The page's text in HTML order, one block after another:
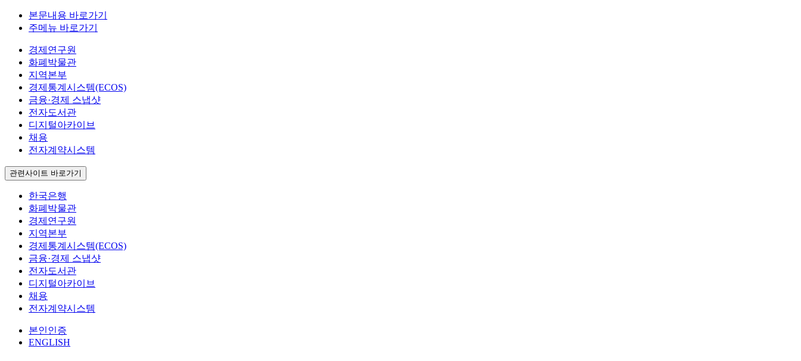
본문내용 바로가기
주메뉴 바로가기
경제연구원
화폐박물관
지역본부
경제통계시스템(ECOS)
금융·경제 스냅샷
전자도서관
디지털아카이브
채용
전자계약시스템
관련사이트 바로가기
한국은행
화폐박물관
경제연구원
지역본부
경제통계시스템(ECOS)
금융·경제 스냅샷
전자도서관
디지털아카이브
채용
전자계약시스템
본인인증
ENGLISH